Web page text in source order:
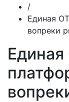
/
Единая
вопреки